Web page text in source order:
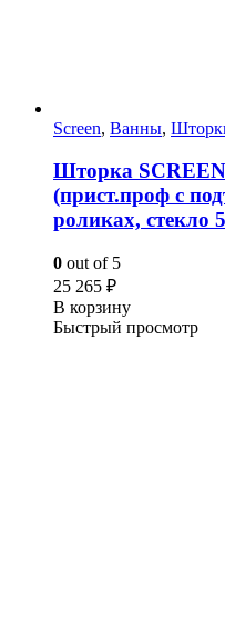
Screen, Ванны,
Шторка
(прист.проф с
роликах, стекло
0 out of 5
25 265 ₽
В корзину
Быстрый просмотр